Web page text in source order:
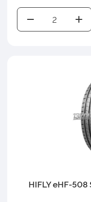
HIFLY eHF-508